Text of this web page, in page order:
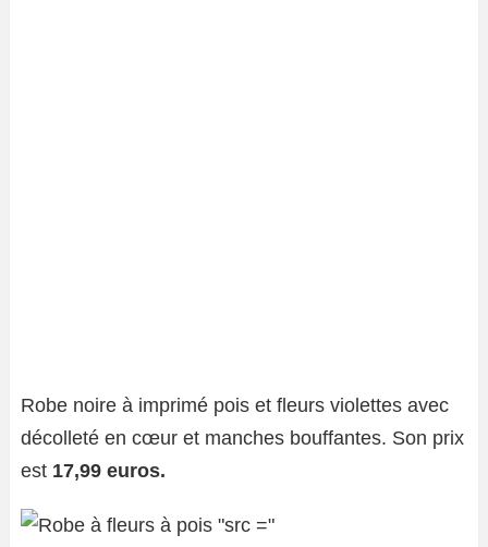
Robe noire à imprimé pois et fleurs violettes avec
décolleté en cœur et manches bouffantes. Son prix
est 17,99 euros.